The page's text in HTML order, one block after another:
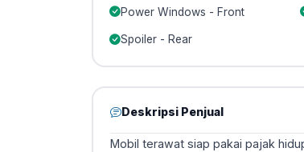
Power Windows - Front
Spoiler - Rear
Deskripsi Penjual
Mobil terawat siap pakai pajak